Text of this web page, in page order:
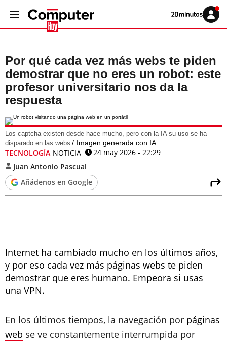
Volver
Iniciar
sesión
Por qué cada vez más webs te piden
demostrar que no eres un robot: este
profesor universitario nos da la
respuesta
Los captcha existen desde hace mucho, pero con la IA su uso se ha
disparado en las webs
Imagen generada con IA
TECNOLOGÍA NOTICIA
24 may 2026 - 22:29
Juan Antonio Pascual
Añádenos en Google
Internet ha cambiado mucho en los últimos años,
y por eso cada vez más páginas webs te piden
demostrar que eres humano. Empeora si usas
una VPN.
En los últimos tiempos, la navegación por páginas
web se ve constantemente interrumpida por